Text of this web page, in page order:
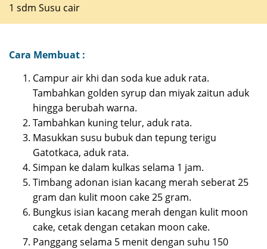
1 sdm Susu cair
Cara Membuat :
Campur air khi dan soda kue aduk rata.
Tambahkan golden syrup dan miyak zaitun aduk
hingga berubah warna.
Tambahkan kuning telur, aduk rata.
Masukkan susu bubuk dan tepung terigu
Gatotkaca, aduk rata.
Simpan ke dalam kulkas selama 1 jam.
Timbang adonan isian kacang merah seberat 25
gram dan kulit moon cake 25 gram.
Bungkus isian kacang merah dengan kulit moon
cake, cetak dengan cetakan moon cake.
Panggang selama 5 menit dengan suhu 150